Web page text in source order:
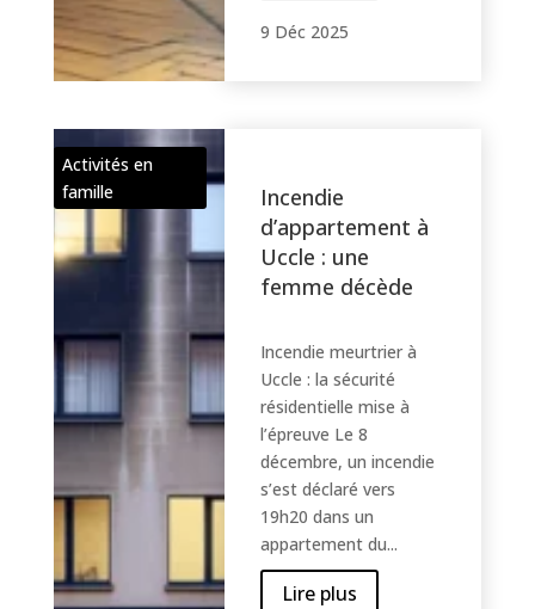
9 Déc 2025
Activités en
famille
Incendie
d’appartement à
Uccle : une
femme décède
Incendie meurtrier à
Uccle : la sécurité
résidentielle mise à
l’épreuve Le 8
décembre, un incendie
s’est déclaré vers
19h20 dans un
appartement du...
Lire plus